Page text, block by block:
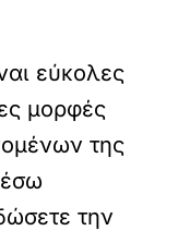
εύκολες
μορφές
της
την